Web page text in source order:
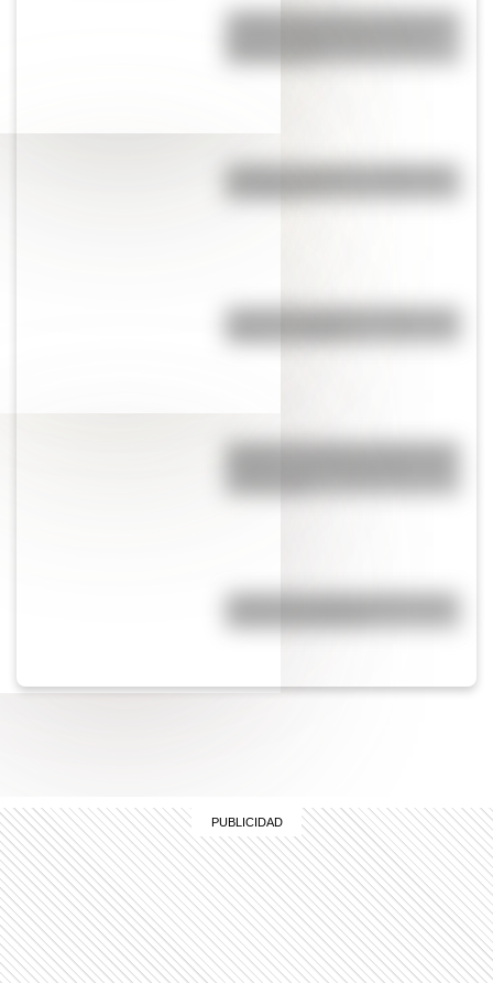
¿Sabías que antes las personas
¿Cuál es el origen y significado
Cruce de los Andes: 5 datos que
Quokka: el animal "más feliz del
¿Cómo es y dónde está la casa
natal de San Martín?